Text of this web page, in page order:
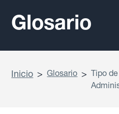
Glosario
Inicio > Glosario > Tipo